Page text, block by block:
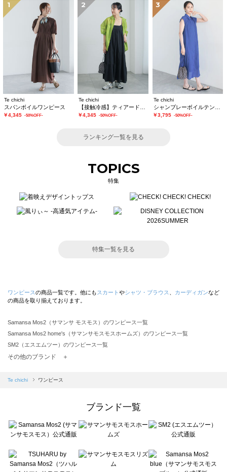
1
Te chichi
スパンボイルワンピース
￥4,345 -50%OFF-
2
Te chichi
￥4,345 -50%OFF-
3
Te chichi
￥3,795 -50%OFF-
ランキング一覧を見る
TOPICS
特集
特集一覧を見る
ワンピースの商品一覧です。他にも スカート やシャツ・ブラウス カーディガンなど
の商品を取り揃えております。
Samansa Mos2（サマンサ モスモス）のワンピース一覧
Samansa Mos2 home's（サマンサモスモスホームズ）のワンピース一覧
SM2（エスエムツー）のワンピース一覧
TSUHARU by Samansa Mos2（ツハルバイサマンサモスモス）のワンピース一覧
Samansa Mos2 blue（サマンサモスモス ブルー）のワンピース一覧
sō4ū（ソウフォーユー）のワンピース一覧
Te chichi（テチチ）のワンピース一覧
Te chichi CLASSIC（テチチ クラシック）のワンピース一覧
Lugnoncure（ルノンキュール）のワンピース一覧
BETTY'S BLUE（べティーズブルー）のワンピース一覧
その他のブランド ＋
Te chichi ワンピース
ブランド一覧